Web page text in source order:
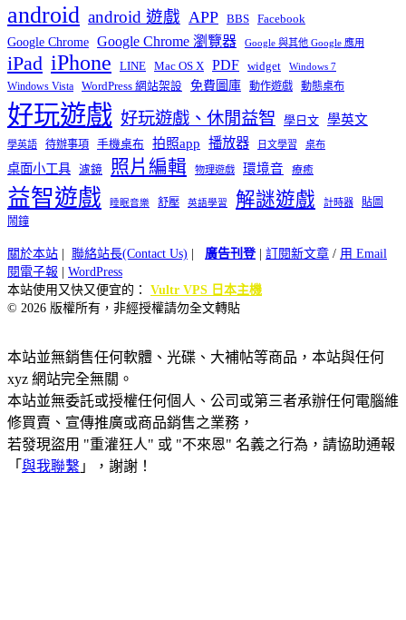
android android 遊戲 APP BBS Facebook
Google Chrome Google Chrome 瀏覽器 Google 與其他 Google 應用
iPad iPhone LINE Mac OS X PDF widget Windows 7
Windows Vista WordPress 網站架設 免費圖庫 動作遊戲 動態桌布
好玩遊戲 好玩遊戲、休閒益智 學日文 學英文
學英語 待辦事項 手機桌布 拍照app 播放器 日文學習 桌布
桌面小工具 濾鏡 照片編輯 物理遊戲 環境音 療癒
益智遊戲 睡眠音樂 舒壓 英語學習 解謎遊戲 計時器
貼圖
鬧鐘
關於本站 聯絡站長(Contact Us) 廣告刊登| 訂閱新文章 / 用 Email
閱電子報
WordPress
本站使用又快又便宜的： Vultr VPS 日本主機
© 2026 版權所有，非經授權請勿全文轉貼
本站並無銷售任何軟體、光碟、大補帖等商品，本站與任何
xyz 網站完全無關。
本站並無委託或授權任何個人、公司或第三者承辦任何電腦維
修買賣、宣傳推廣或商品銷售之業務，
若發現盜用 "重灌狂人" 或 "不來恩" 名義之行為，請協助通報
「 與我聯繫 」，謝謝！